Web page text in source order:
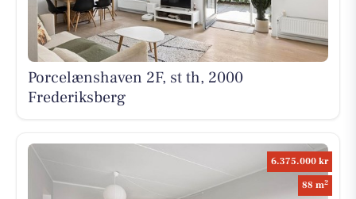
Porcelænshaven 2F, st th, 2000
Frederiksberg
6.375.000 kr
88 m2